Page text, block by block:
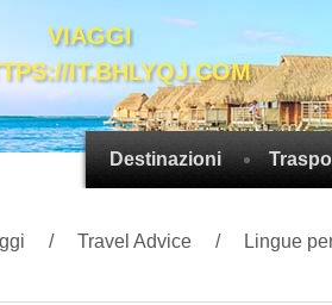
VIAGGI
IT.BHLYQJ.COM
Destinazioni
Travel Advice Lingue